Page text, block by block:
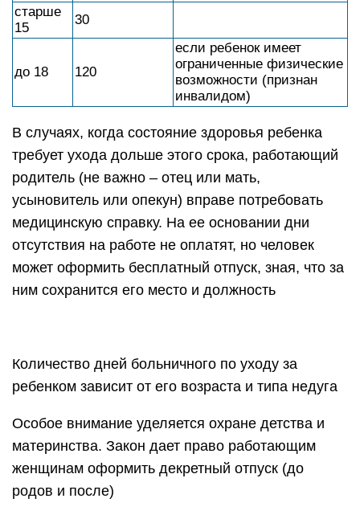
старше
15
30
до 18 120
если ребенок имеет
ограниченные физические
возможности (признан
инвалидом)
В случаях, когда состояние здоровья ребенка
требует ухода дольше этого срока, работающий
родитель (не важно – отец или мать,
усыновитель или опекун) вправе потребовать
медицинскую справку. На ее основании дни
отсутствия на работе не оплатят, но человек
может оформить бесплатный отпуск, зная, что за
ним сохранится его место и должность
Количество дней больничного по уходу за
ребенком зависит от его возраста и типа недуга
Особое внимание уделяется охране детства и
материнства. Закон дает право работающим
женщинам оформить декретный отпуск (до
родов и после)